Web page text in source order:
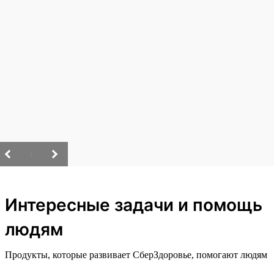
Интересные задачи и помощь
людям
Продукты, которые развивает СберЗдоровье, помогают людям